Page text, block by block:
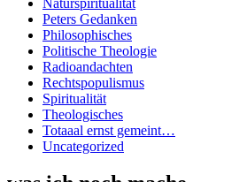
Peters Gedanken
Philosophisches
Politische Theologie
Radioandachten
Rechtspopulismus
Spiritualität
Theologisches
Totaaal ernst gemeint…
Uncategorized